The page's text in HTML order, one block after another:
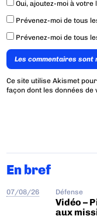
Oui, ajoutez-moi à votre
Prévenez-moi de tous
Prévenez-moi de tous
Les commentaires sont
Ce site utilise Akismet
façon dont les données
En bref
07/08/26 Défense
Vidéo –
aux